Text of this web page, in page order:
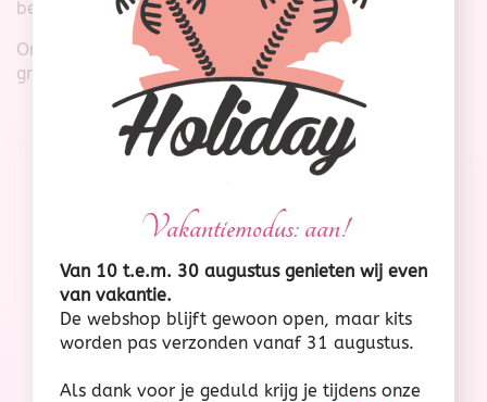
beter begeleiden.
Ontdek hieronder onze partners en leer waarom wij
graag met hen samenwerken.
Locatie: Oudenaarde
Vakantiemodus: aan!
Van 10 t.e.m. 30 augustus genieten wij even
van vakantie.
De webshop blijft gewoon open, maar kits
worden pas verzonden vanaf 31 augustus.
Als dank voor je geduld krijg je tijdens onze